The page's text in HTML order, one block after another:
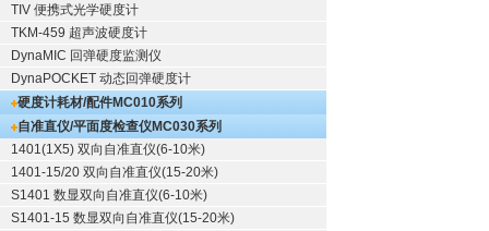
TIV 便携式光学硬度计
TKM-459 超声波硬度计
DynaMIC 回弹硬度监测仪
DynaPOCKET 动态回弹硬度计
硬度计耗材/配件MC010系列
自准直仪/平面度检查仪MC030系列
1401(1X5) 双向自准直仪(6-10米)
1401-15/20 双向自准直仪(15-20米)
S1401 数显双向自准直仪(6-10米)
S1401-15 数显双向自准直仪(15-20米)